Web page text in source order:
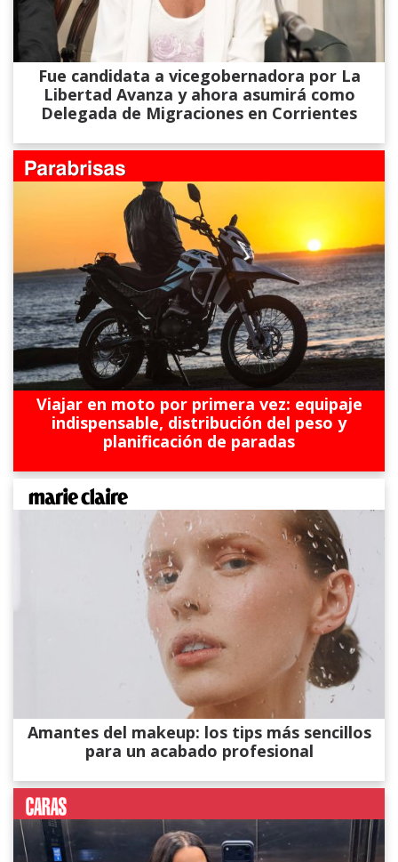
Fue candidata a vicegobernadora por La
Libertad Avanza y ahora asumirá como
Delegada de Migraciones en Corrientes
Viajar en moto por primera vez: equipaje
indispensable, distribución del peso y
planificación de paradas
Amantes del makeup: los tips más sencillos
para un acabado profesional